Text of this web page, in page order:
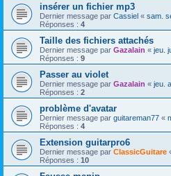
insérer un fichier mp3
Dernier message par Cassiel « sam.
Réponses : 4
Taille des fichiers attachés
Dernier message par Gazalain « jeu.
Réponses : 9
Passer au violet
Dernier message par Gazalain « jeu.
Réponses : 2
problème d'avatar
Dernier message par guitareman77 «
Réponses : 4
Extension guitarpro6
Dernier message par ClassicGuitare
Réponses : 10